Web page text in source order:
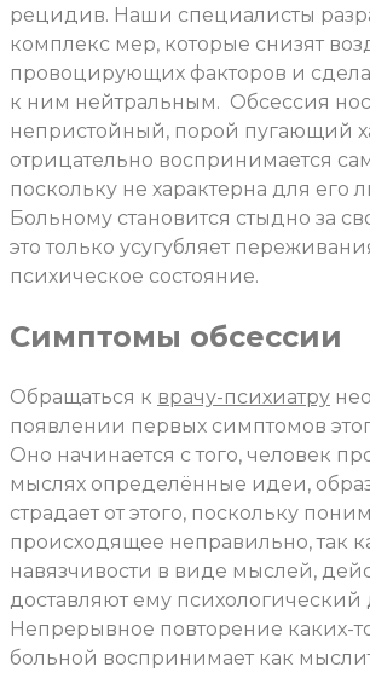
рецидив. Наши специалисты
комплекс мер, которые снизят
провоцирующих факторов и
к ним нейтральным. Обсессия
непристойный, порой пугающий
отрицательно воспринимается
поскольку не характерна для его
Больному становится стыдно за
это только усугубляет
психическое состояние.
Симптомы обсессии
Обращаться к врачу-психиатру
появлении первых симптомов
Оно начинается с того, человек
мыслях определённые идеи,
страдает от этого, поскольку
происходящее неправильно, так
навязчивости в виде мыслей,
доставляют ему
Непрерывное повторение каких-
больной воспринимает как